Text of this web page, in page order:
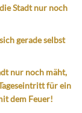
Stadt nur noch
gerade selbst
nur noch mäht,
für ein
dem Feuer!